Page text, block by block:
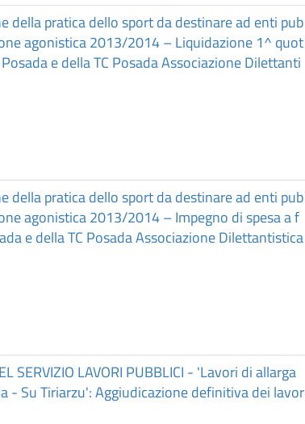
della pratica dello sport da destinare ad enti pub
agonistica 2013/2014 – Liquidazione 1^ quot
e della TC Posada Associazione Dilettanti
della pratica dello sport da destinare ad enti pub
agonistica 2013/2014 – Impegno di spesa a f
e della TC Posada Associazione Dilettantistica
SERVIZIO LAVORI PUBBLICI - 'Lavori di allarga
- Su Tiriarzu': Aggiudicazione definitiva dei lavor